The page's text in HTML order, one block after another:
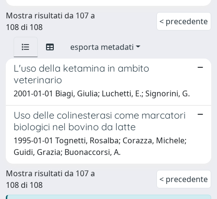
Mostra risultati da 107 a
108 di 108
< precedente
esporta metadati
L'uso della ketamina in ambito
veterinario
2001-01-01 Biagi, Giulia; Luchetti, E.; Signorini, G.
Uso delle colinesterasi come marcatori
biologici nel bovino da latte
1995-01-01 Tognetti, Rosalba; Corazza, Michele;
Guidi, Grazia; Buonaccorsi, A.
Mostra risultati da 107 a
108 di 108
< precedente